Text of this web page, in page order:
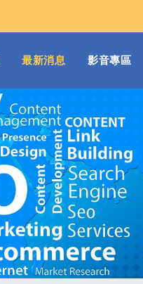
最新消息 影音專區